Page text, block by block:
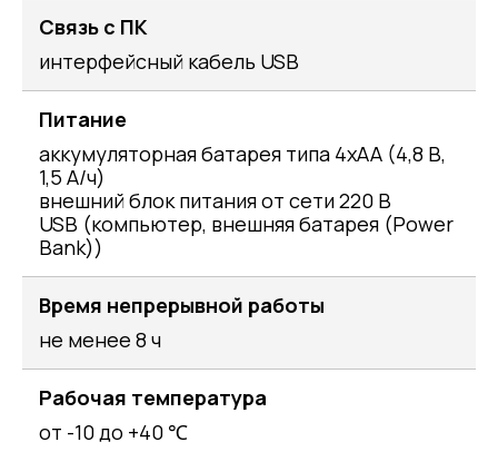
Связь с ПК
интерфейсный кабель USB
Питание
аккумуляторная батарея типа 4хАА (4,8 В,
1,5 А/ч)
внешний блок питания от сети 220 В
USB (компьютер, внешняя батарея (Power
Bank))
Время непрерывной работы
не менее 8 ч
Рабочая температура
от -10 до +40 ℃